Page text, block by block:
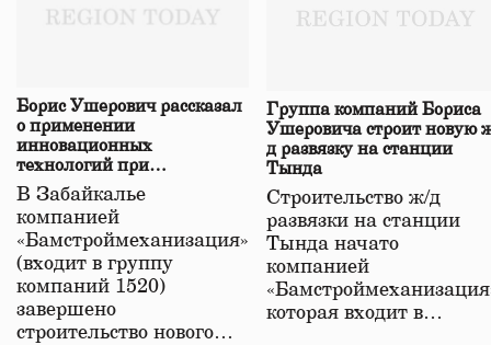
Борис Ушерович рассказал
о применении
инновационных
технологий при
строительстве нового моста
в Забайкалье
В Забайкалье
компанией
«Бамстроймеханизация»
(входит в группу
компаний 1520)
завершено
строительство нового…
Группа компаний Бориса
Ушеровича строит новую
д развязку на станции
Тында
Строительство ж/д
развязки на станции
Тында начато
компанией
которая входит в…